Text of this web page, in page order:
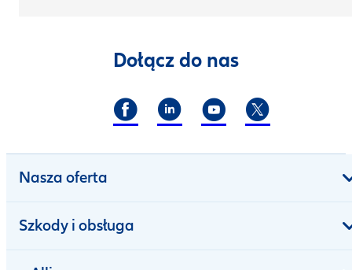
Dołącz do nas
Nasza oferta
Szkody i obsługa